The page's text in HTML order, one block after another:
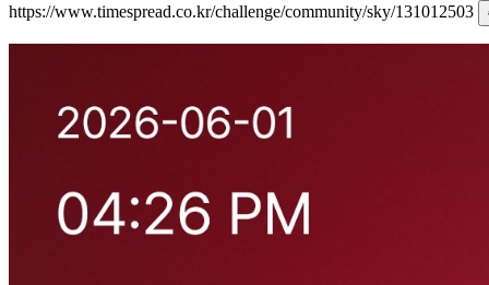
https://www.timespread.co.kr/challenge/community/sky/131012503